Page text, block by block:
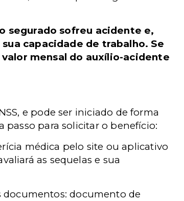
segurado sofreu acidente e,
capacidade de trabalho. Se
mensal do auxílio-acidente
e pode ser iniciado de forma
passo para solicitar o benefício:
médica pelo site ou aplicativo
as sequelas e sua
documentos: documento de